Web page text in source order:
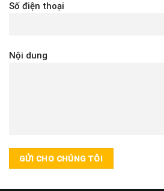
Số điện thoại
Nội dung